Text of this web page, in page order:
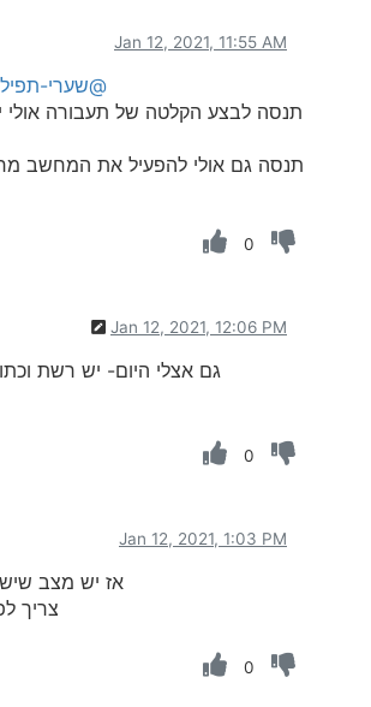
Jan 12, 2021, 11:55 AM
@שערי-
תנסה לבצע הקלטה של תעבורה אולי
תנסה גם אולי להפעיל את המחשב
0
Jan 12, 2021, 12:06 PM
גם אצלי היום- יש רשת
0
Jan 12, 2021, 1:03 PM
אז יש מצב
צריך
0